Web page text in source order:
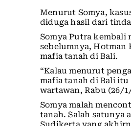
Menurut Somya,
diduga hasil dari
Somya Putra kembali
sebelumnya, Hotman
mafia tanah di Bali.
“Kalau menurut
mafia tanah di Bali itu
wartawan, Rabu (26/
Somya malah
tanah. Salah satunya